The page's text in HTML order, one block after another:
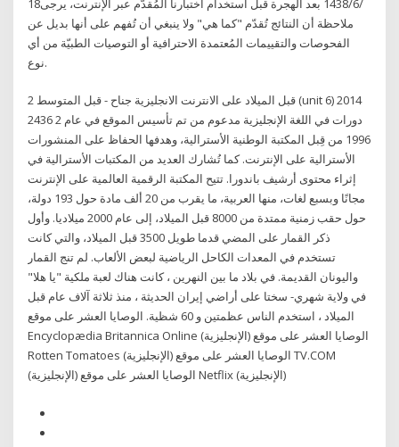
18‏‏/6‏‏/1438 بعد الهجرة قبل استخدام اختبارنا المُقدّم عبر الإنترنت، يرجى
ملاحظة أن النتائج تُقدّم "كما هي" ولا ينبغي أن تُفهم على أنها بديل عن
الفحوصات والتقييمات المُعتمدة الاحترافية أو التوصيات الطبيّة من أي
نوع.
قبل الميلاد على الانترنت الانجليزية جناح - قبل المتوسط 2 (unit 6) 2014
2436 2 دورات في اللغة الإنجليزية مدعوم من تم تأسيس الموقع في عام
1996 من قِبل المكتبة الوطنية الأسترالية، وهدفها الحفاظ على المنشورات
الأسترالية على الإنترنت. كما تُشارك العديد من المكتبات الأسترالية في
إثراء محتوى أرشيف باندورا. تتيح المكتبة الرقمية العالمية على الإنترنت
مجانًا وبسبع لغات، منها العربية، ما يقرب من 20 ألف مادة حول 193 دولة،
حول حقب زمنية ممتدة من 8000 قبل الميلاد، إلى عام 2000 ميلاديا. وأول
ذكر القمار على المضي قدما طويل 3500 قبل الميلاد، والتي كانت
تستخدم في المعدات الكاحل الرياضية لبعض الألعاب. لم تنج القمار
واليونان القديمة. في بلاد ما بين النهرين ، كانت هناك لعبة ملكية "يا هلا"
في ولاية شهري- سختا على أراضي إيران الحديثة ، منذ ثلاثة آلاف عام قبل
الميلاد ، استخدم الناس عظمتين و 60 شظية. الوصايا العشر على موقع
Encyclopædia Britannica Online (الإنجليزية) الوصايا العشر على موقع
Rotten Tomatoes (الإنجليزية) الوصايا العشر على موقع TV.COM
(الإنجليزية) الوصايا العشر على موقع Netflix (الإنجليزية)